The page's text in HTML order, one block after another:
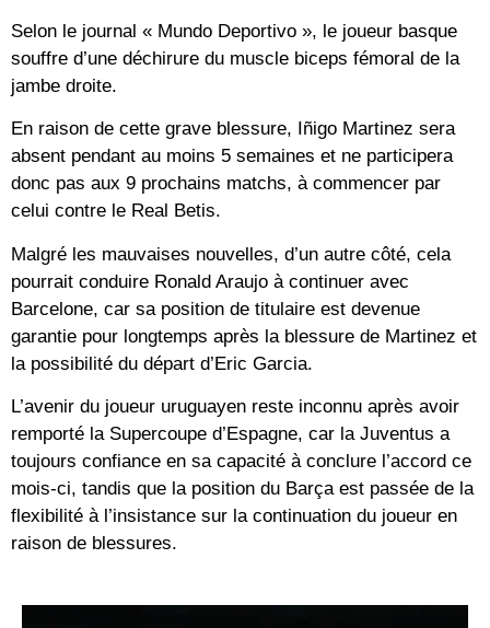
Selon le journal « Mundo Deportivo », le joueur basque
souffre d’une déchirure du muscle biceps fémoral de la
jambe droite.
En raison de cette grave blessure, Iñigo Martinez sera
absent pendant au moins 5 semaines et ne participera
donc pas aux 9 prochains matchs, à commencer par
celui contre le Real Betis.
Malgré les mauvaises nouvelles, d’un autre côté, cela
pourrait conduire Ronald Araujo à continuer avec
Barcelone, car sa position de titulaire est devenue
garantie pour longtemps après la blessure de Martinez et
la possibilité du départ d’Eric Garcia.
L’avenir du joueur uruguayen reste inconnu après avoir
remporté la Supercoupe d’Espagne, car la Juventus a
toujours confiance en sa capacité à conclure l’accord ce
mois-ci, tandis que la position du Barça est passée de la
flexibilité à l’insistance sur la continuation du joueur en
raison de blessures.